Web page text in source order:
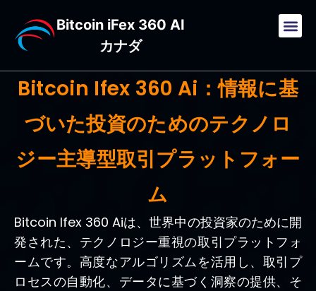
Bitcoin iFex 360 AI
カナダ
Bitcoin Ifex 360 Ai：情報に基
づいた投資のためのテクノロ
ジー主導型取引プラットフォー
ム
Bitcoin Ifex 360 Aiは、世界中の投資家のために開
発された、テクノロジー重視の取引プラットフォ
ームです。高度なアルゴリズムを活用し、取引プ
ロセスの自動化、データに基づく洞察の提供、そ